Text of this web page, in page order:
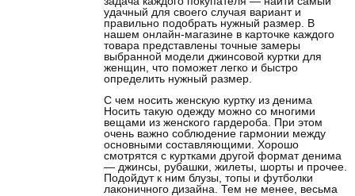
удачный для своего случая вариант и
правильно подобрать нужный размер. В
нашем онлайн-магазине в карточке каждого
товара представлены точные замеры
выбранной модели джинсовой куртки для
женщин, что поможет легко и быстро
определить нужный размер.
С чем носить женскую куртку из денима
Носить такую одежду можно со многими
вещами из женского гардероба. При этом
очень важно соблюдение гармонии между
основными составляющими. Хорошо
смотрятся с куртками другой формат денима
— джинсы, рубашки, жилеты, шорты и прочее.
Подойдут к ним блузы, топы и футболки
лаконичного дизайна. Тем не менее, весьма